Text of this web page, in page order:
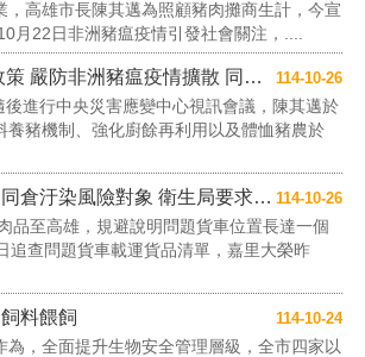
高雄市長陳其邁為照顧豬肉攤商生計，今宣
月22日非洲豬瘟疫情引發社會關注，....
114-10-26
高市府召開非洲豬瘟應變會議 市長：全力配合中央防疫政策 嚴防非洲豬瘟疫情擴散 同時籲請中央....
進行中央災害應變中心視訊會議，陳其邁於
豬機制、強化廚餘再利用以及體恤豬農於
114-10-26
嘉里大榮物流規避提供食品冷鏈風險貨運清單 妨礙匡列同倉汙染風險對象 衛生局要求回收並依法加....
品至高雄，規避說明問題貨車位置長達一個
追查問題貨車載運貨品清單，嘉里大榮昨
114-10-24
料餵飼
，全面提升生物安全管理層級，全市四家以